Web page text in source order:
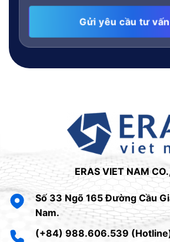
ERAS VIET NAM
Số 33 Ngõ 165 Đường Cầu
Nam.
(+84) 988.606.539